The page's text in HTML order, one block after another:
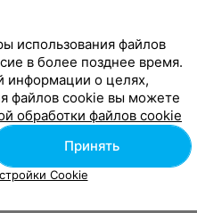
использования файлов
в более позднее время.
информации о целях,
файлов cookie вы можете
обработки файлов cookie
Принять
Cookie